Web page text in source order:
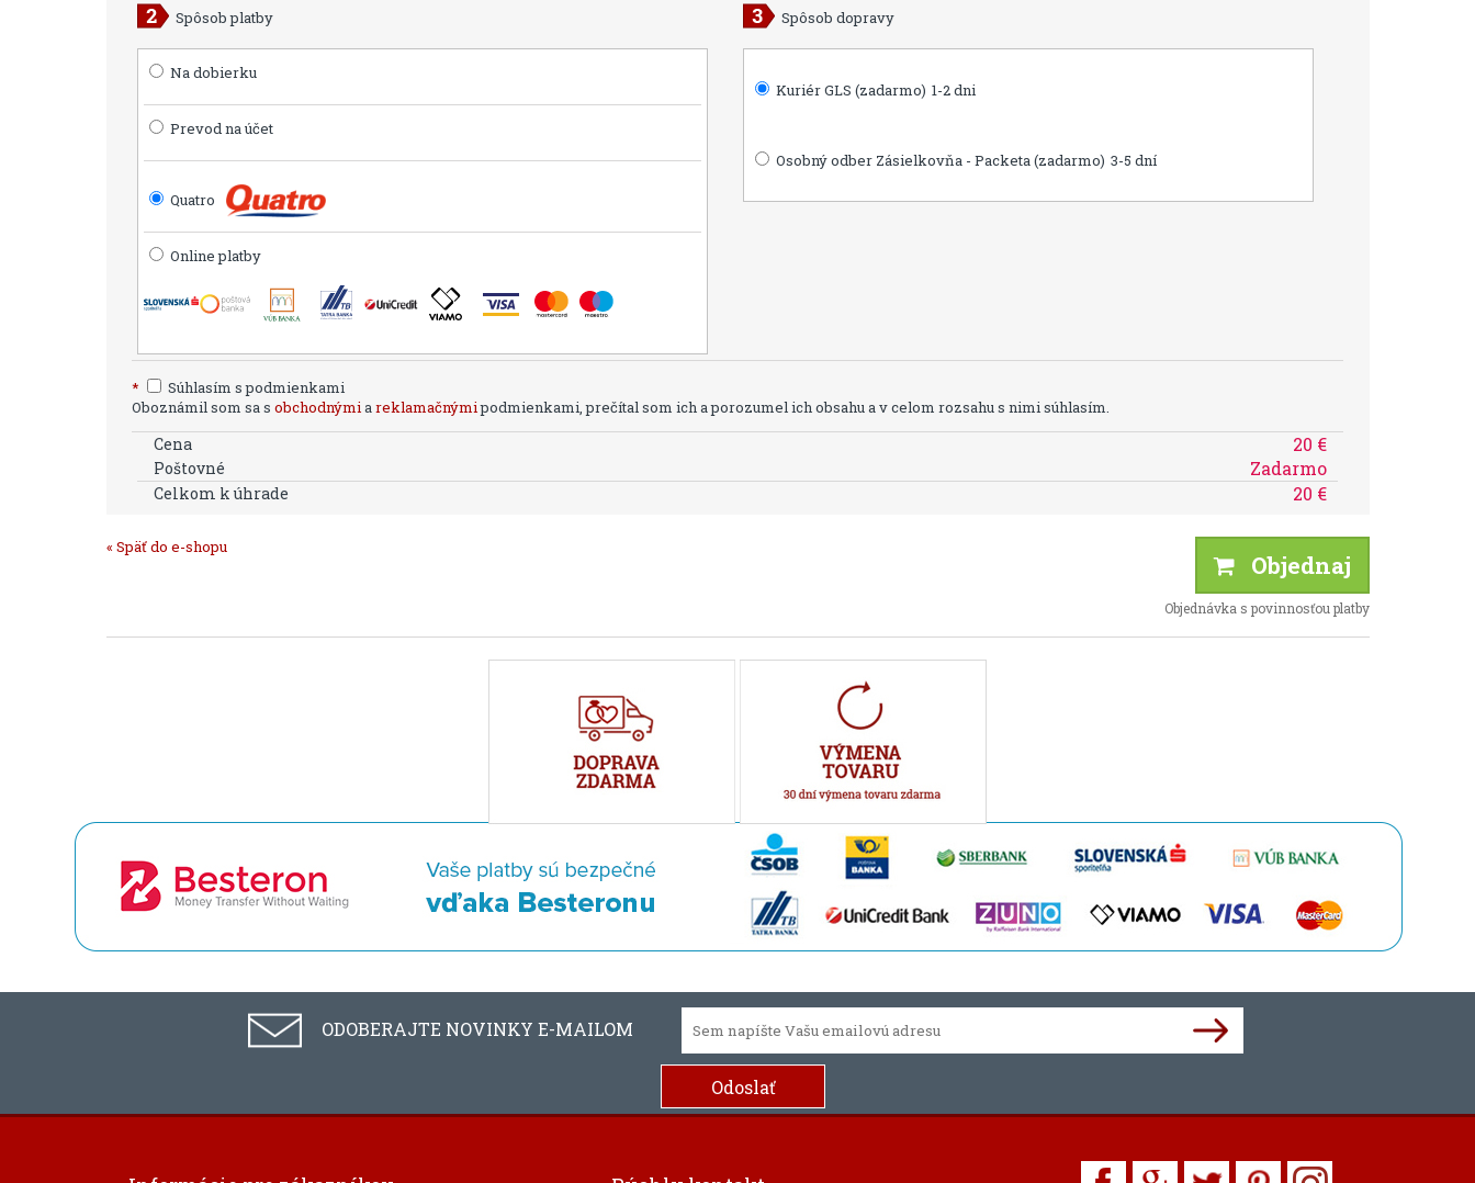
Spôsob platby
Na dobierku
Prevod na účet
Quatro
Online platby
Spôsob dopravy
Kuriér GLS (zadarmo) 1-2 dni
Osobný odber Zásielkovňa - Packeta (zadarmo) 3-5 dní
*
Súhlasím s podmienkami
Oboznámil som sa s obchodnýmiareklamačnýmipodmienkami, prečítal som ich a porozumel ich obsahu a v celom rozsahu s nimi súhlasím.
Cena 20 €
Poštovné Zadarmo
Celkom k úhrade 20 €
« Späť do e-shopu
Objednaj
Objednávka s povinnosťou platby
ODOBERAJTE NOVINKY E-MAILOM